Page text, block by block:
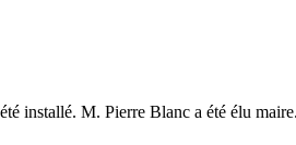
installé. M. Pierre Blanc a été élu